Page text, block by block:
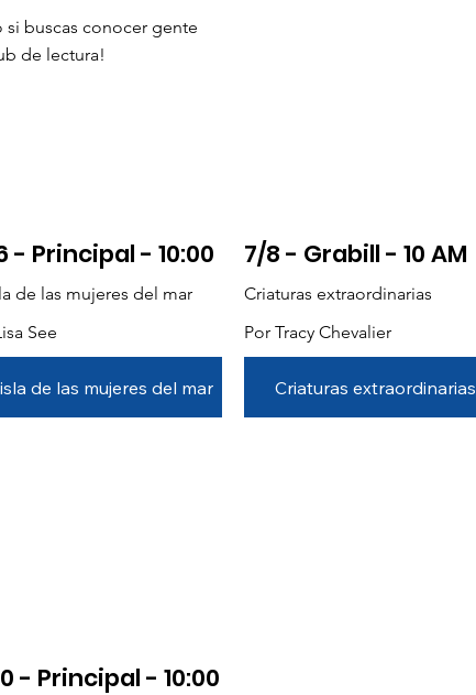
buscas conocer gente
de lectura!
- Principal - 10:00
de las mujeres del mar
See
de las mujeres del mar
7/8 - Grabill - 10 AM
Criaturas extraordinarias
Por Tracy Chevalier
Criaturas extraordinarias
- Principal - 10:00